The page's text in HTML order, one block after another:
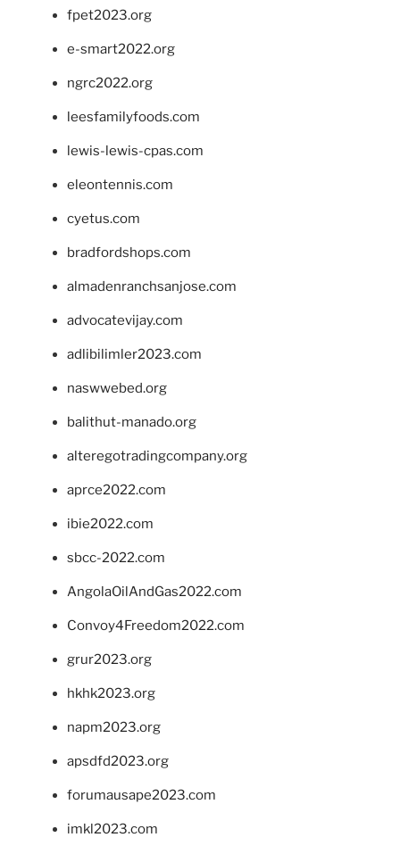
fpet2023.org
e-smart2022.org
ngrc2022.org
leesfamilyfoods.com
lewis-lewis-cpas.com
eleontennis.com
cyetus.com
bradfordshops.com
almadenranchsanjose.com
advocatevijay.com
adlibilimler2023.com
naswwebed.org
balithut-manado.org
alteregotradingcompany.org
aprce2022.com
ibie2022.com
sbcc-2022.com
AngolaOilAndGas2022.com
Convoy4Freedom2022.com
grur2023.org
hkhk2023.org
napm2023.org
apsdfd2023.org
forumausape2023.com
imkl2023.com